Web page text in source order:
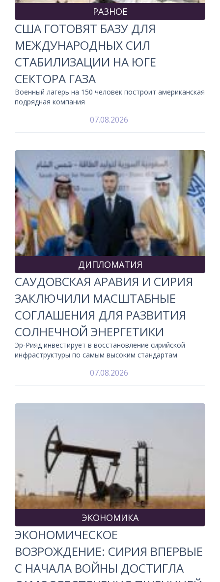
РАЗНОЕ
США ГОТОВЯТ БАЗУ ДЛЯ
МЕЖДУНАРОДНЫХ СИЛ
СТАБИЛИЗАЦИИ НА ЮГЕ
СЕКТОРА ГАЗА
Военный лагерь на 150 человек построит американская
подрядная компания
07.08.2026
ДИПЛОМАТИЯ
САУДОВСКАЯ АРАВИЯ И СИРИЯ
ЗАКЛЮЧИЛИ МАСШТАБНЫЕ
СОГЛАШЕНИЯ ДЛЯ РАЗВИТИЯ
СОЛНЕЧНОЙ ЭНЕРГЕТИКИ
Эр-Рияд инвестирует в восстановление сирийской
инфраструктуры по самым высоким стандартам
07.08.2026
ЭКОНОМИКА
ЭКОНОМИЧЕСКОЕ
ВОЗРОЖДЕНИЕ: СИРИЯ ВПЕРВЫЕ
С НАЧАЛА ВОЙНЫ ДОСТИГЛА